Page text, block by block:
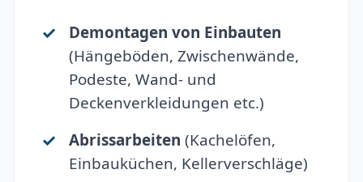
Demontagen von Einbauten
(Hängeböden, Zwischenwände,
Podeste, Wand- und
Deckenverkleidungen etc.)
Abrissarbeiten (Kachelöfen,
Einbauküchen, Kellerverschläge)